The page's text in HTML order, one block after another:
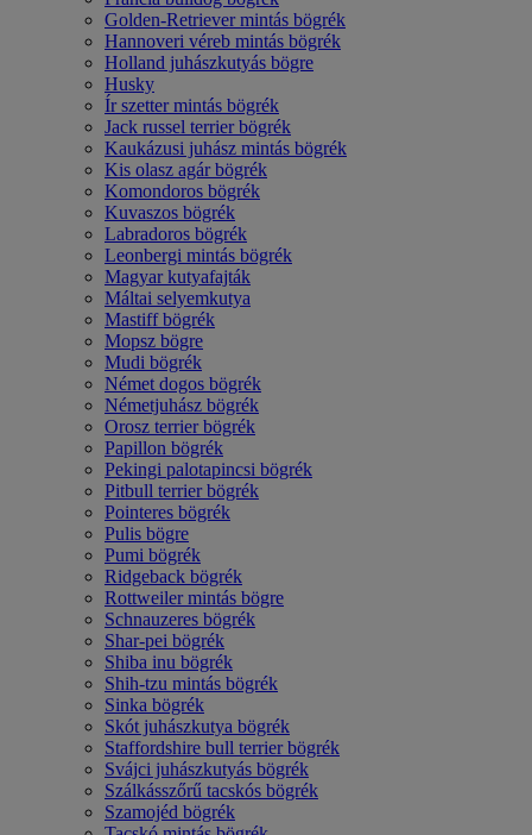
Golden-Retriever mintás bögrék
Hannoveri véreb mintás bögrék
Holland juhászkutyás bögre
Husky
Ír szetter mintás bögrék
Jack russel terrier bögrék
Kaukázusi juhász mintás bögrék
Kis olasz agár bögrék
Komondoros bögrék
Kuvaszos bögrék
Labradoros bögrék
Leonbergi mintás bögrék
Magyar kutyafajták
Máltai selyemkutya
Mastiff bögrék
Mopsz bögre
Mudi bögrék
Német dogos bögrék
Németjuhász bögrék
Orosz terrier bögrék
Papillon bögrék
Pekingi palotapincsi bögrék
Pitbull terrier bögrék
Pointeres bögrék
Pulis bögre
Pumi bögrék
Ridgeback bögrék
Rottweiler mintás bögre
Schnauzeres bögrék
Shar-pei bögrék
Shiba inu bögrék
Shih-tzu mintás bögrék
Sinka bögrék
Skót juhászkutya bögrék
Staffordshire bull terrier bögrék
Svájci juhászkutyás bögrék
Szálkásszőrű tacskós bögrék
Szamojéd bögrék